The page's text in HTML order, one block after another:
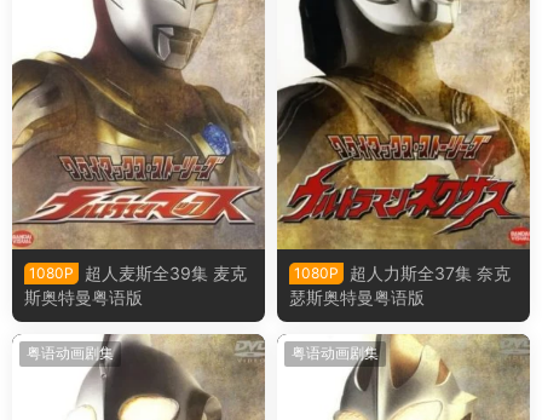
1080P
超人麦斯全39集 麦克
斯奥特曼粤语版
1080P
超人力斯全37集 奈克
瑟斯奥特曼粤语版
粤语动画剧集 粤语动画剧集